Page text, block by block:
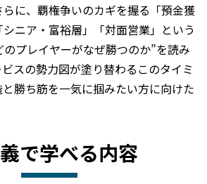
に、覇権争いのカギを握る「預金獲
ニア・富裕層」「対面営業」という
プレイヤーがなぜ勝つのか”を読み
スの勢力図が塗り替わるこのタイミ
勝ち筋を一気に掴みたい方に向けた
で学べる内容